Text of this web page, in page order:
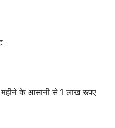
के आसानी से 1 लाख रूपए